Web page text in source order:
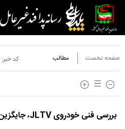
صفحه نخست مطالب کد خبر:
بررسی فنی خودروی JLTV، جایگزین هامر در ارتش آمریکا